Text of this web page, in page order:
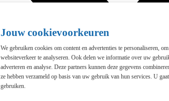
Jouw cookievoorkeuren
We gebruiken cookies om content en advertenties te personaliseren,
websiteverkeer te analyseren. Ook delen we informatie over uw
adverteren en analyse. Deze partners kunnen deze gegevens
ze hebben verzameld op basis van uw gebruik van hun services. U
gebruiken.